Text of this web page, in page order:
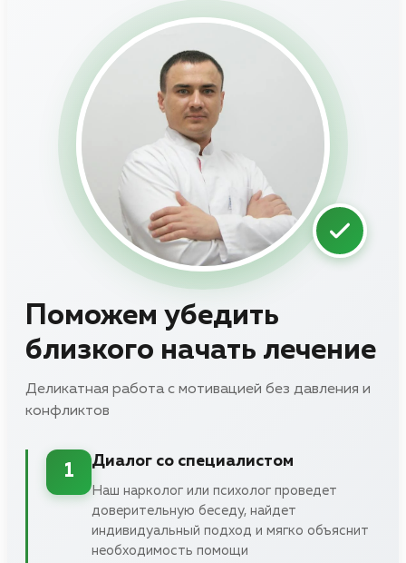
Поможем убедить
близкого начать лечение
Деликатная работа с мотивацией без давления и
конфликтов
1
Диалог со специалистом
Наш нарколог или психолог проведет
доверительную беседу, найдет
индивидуальный подход и мягко объяснит
необходимость помощи